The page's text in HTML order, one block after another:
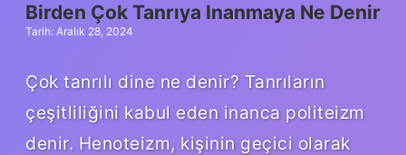
Birden Çok Tanrıya Inanmaya Ne Denir
Tarih: Aralık 28, 2024
Çok tanrılı dine ne denir? Tanrıların
çeşitliliğini kabul eden inanca politeizm
denir. Henoteizm, kişinin geçici olarak